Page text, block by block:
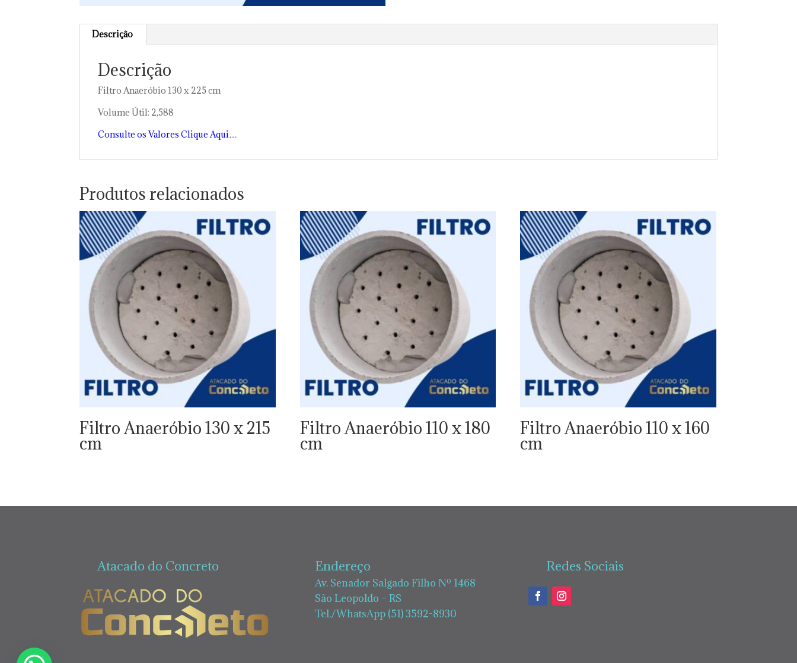
Descrição
Descrição
Filtro Anaeróbio 130 x 225 cm
Volume Útil: 2,588
Consulte os Valores Clique Aqui…
Produtos relacionados
Filtro Anaeróbio 130 x 215
cm
Filtro Anaeróbio 110 x 180
cm
Filtro Anaeróbio 110 x 160
cm
Atacado do Concreto Endereço
Av. Senador Salgado Filho Nº 1468
São Leopoldo – RS
Tel./WhatsApp (51) 3592-8930
Redes Sociais